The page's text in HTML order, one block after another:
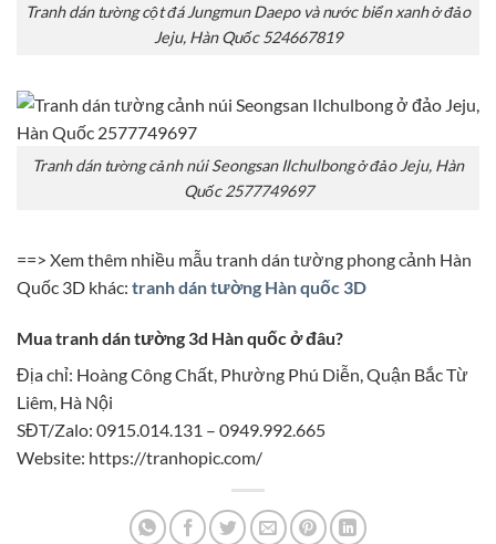
Tranh dán tường cột đá Jungmun Daepo và nước biển xanh ở đảo
Jeju, Hàn Quốc 524667819
Tranh dán tường cảnh núi Seongsan Ilchulbong ở đảo Jeju, Hàn
Quốc 2577749697
==> Xem thêm nhiều mẫu tranh dán tường phong cảnh Hàn
Quốc 3D khác: tranh dán tường Hàn quốc 3D
Mua tranh dán tường 3d Hàn quốc ở đâu?
Địa chỉ: Hoàng Công Chất, Phường Phú Diễn, Quận Bắc Từ
Liêm, Hà Nội
SĐT/Zalo: 0915.014.131 – 0949.992.665
Website: https://tranhopic.com/